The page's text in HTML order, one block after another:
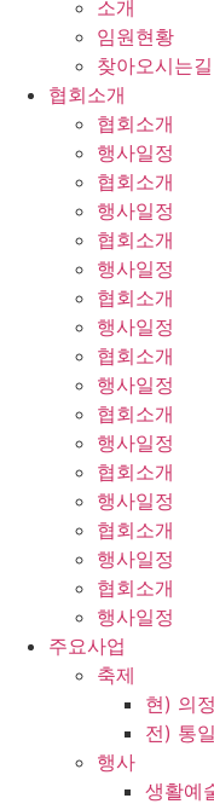
소개
임원현황
찾아오시는길
협회소개
협회소개
행사일정
협회소개
행사일정
협회소개
행사일정
협회소개
행사일정
협회소개
행사일정
협회소개
행사일정
협회소개
행사일정
협회소개
행사일정
협회소개
행사일정
주요사업
축제
현) 의
전) 통
행사
생활예